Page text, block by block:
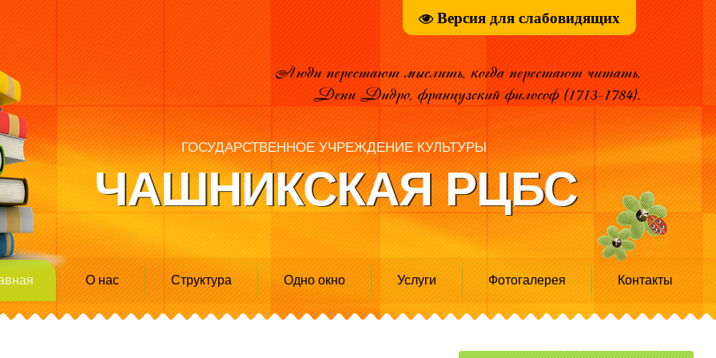
Версия для слабовидящих
ЧАШНИКСКАЯ РЦБС
ГОСУДАРСТВЕННОЕ УЧРЕЖДЕНИЕ КУЛЬТУРЫ
О нас Структура Одно окно Услуги Фотогалерея Контакты